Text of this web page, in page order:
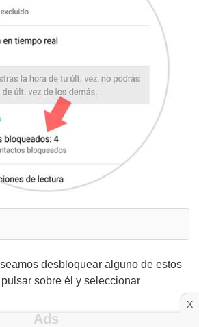
desbloquear alguno de estos
sobre él y seleccionar
X